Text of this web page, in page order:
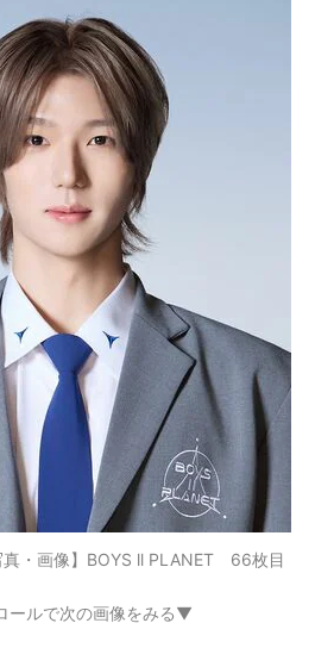
真・画像】BOYS ll PLANET 66枚目
ールで次の画像をみる▼